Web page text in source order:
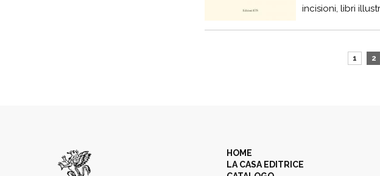
incisioni, libri
1 2
HOME
LA CASA EDITRICE